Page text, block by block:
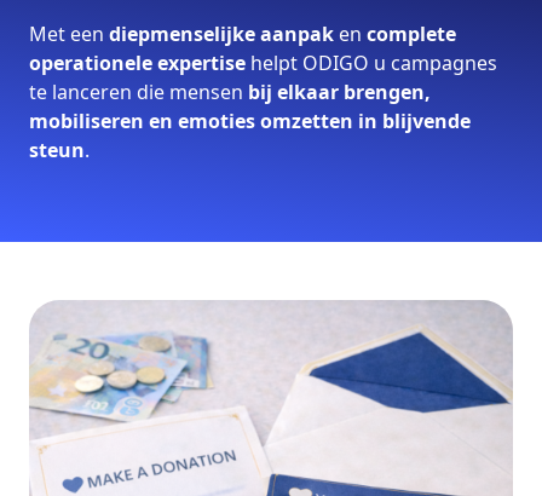
Met een diepmenselijke aanpak en complete
operationele expertise helpt ODIGO u campagnes
te lanceren die mensen bij elkaar brengen,
mobiliseren en emoties omzetten in blijvende
steun.